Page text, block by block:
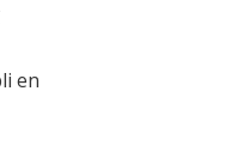
en